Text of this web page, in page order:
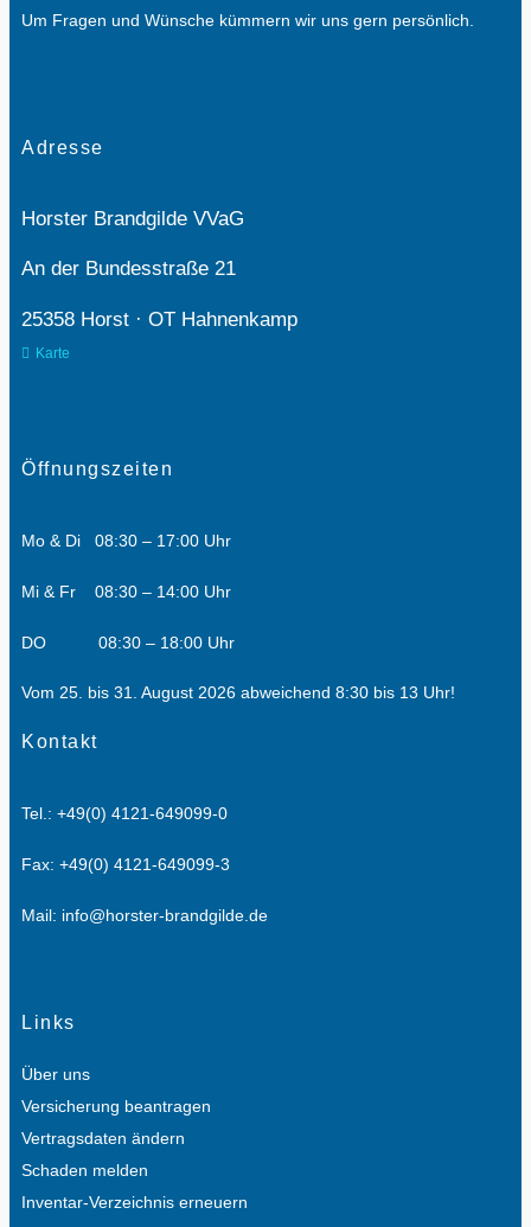
Um Fragen und Wünsche kümmern wir uns gern persönlich.
Adresse
Horster Brandgilde VVaG
An der Bundesstraße 21
25358 Horst · OT Hahnenkamp
Karte
Öffnungszeiten
Mo & Di 08:30 – 17:00 Uhr
Mi & Fr 08:30 – 14:00 Uhr
DO 08:30 – 18:00 Uhr
Vom 25. bis 31. August 2026 abweichend 8:30 bis 13 Uhr!
Kontakt
Tel.: +49(0) 4121-649099-0
Fax: +49(0) 4121-649099-3
Mail: info@horster-brandgilde.de
Links
Über uns
Versicherung beantragen
Vertragsdaten ändern
Schaden melden
Inventar-Verzeichnis erneuern